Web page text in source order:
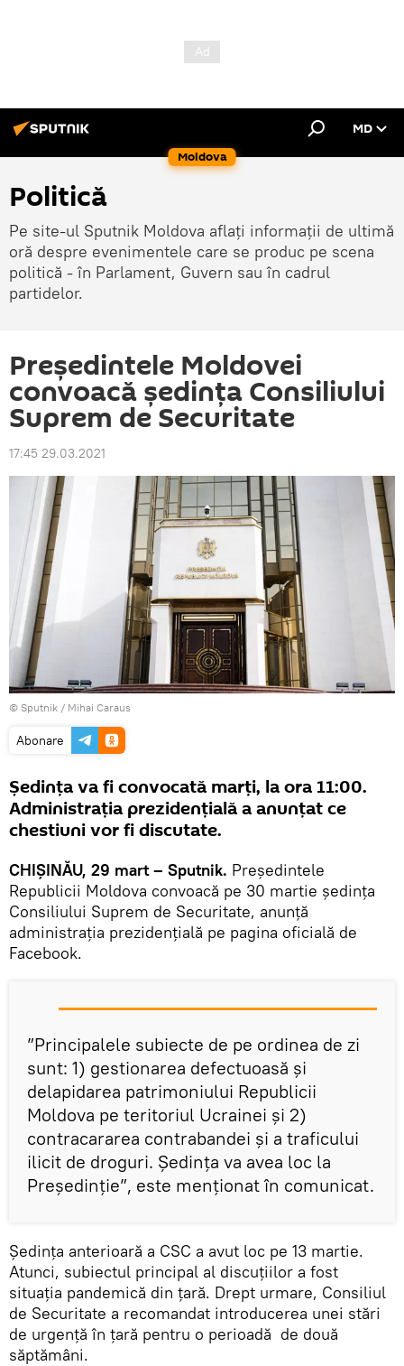
Moldova
MD
Politică
Pe site-ul Sputnik Moldova aflați informații de ultimă
oră despre evenimentele care se produc pe scena
politică - în Parlament, Guvern sau în cadrul
partidelor.
Președintele Moldovei
convoacă ședința Consiliului
Suprem de Securitate
17:45 29.03.2021
© Sputnik / Mihai Caraus
Abonare
Ședința va fi convocată marți, la ora 11:00.
Administrația prezidențială a anunțat ce
chestiuni vor fi discutate.
CHIȘINĂU, 29 mart – Sputnik. Președintele
Republicii Moldova convoacă pe 30 martie ședința
Consiliului Suprem de Securitate, anunță
administrația prezidențială pe pagina oficială de
Facebook.
”Principalele subiecte de pe ordinea de zi
sunt: 1) gestionarea defectuoasă și
delapidarea patrimoniului Republicii
Moldova pe teritoriul Ucrainei și 2)
contracararea contrabandei și a traficului
ilicit de droguri. Ședința va avea loc la
Președinție”, este menționat în comunicat.
Ședința anterioară a CSC a avut loc pe 13 martie.
Atunci, subiectul principal al discuțiilor a fost
situația pandemică din țară. Drept urmare, Consiliul
de Securitate a recomandat introducerea unei stări
de urgență în țară pentru o perioadă de două
săptămâni.